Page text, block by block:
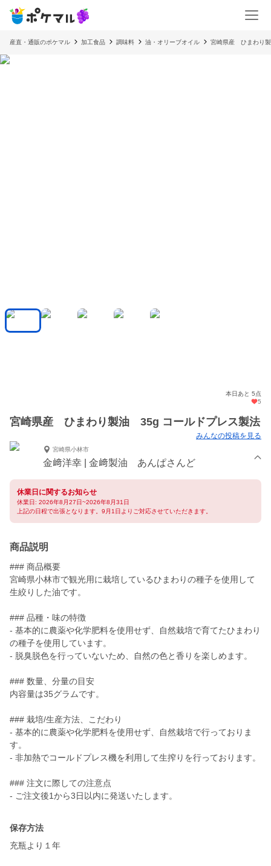
産直・通販のポケマル 加工食品 調味料 油・オリーブオイル 宮崎県産 ひまわり
本日あと 5点
5
宮崎県産 ひまわり製油 35g コールドプレス製法
みんなの投稿を見る
宮崎県小林市
金﨑洋幸 | 金﨑製油 あんぱさんど
休業日に関するお知らせ
休業日: 2026年8月27日~2026年8月31日
上記の日程で出張となります。9月1日よりご対応させていただきます。
商品説明
### 商品概要
宮崎県小林市で観光用に栽培しているひまわりの種子を使用して
生絞りした油です。
### 品種・味の特徴
- 基本的に農薬や化学肥料を使用せず、自然栽培で育てたひまわり
の種子を使用しています。
- 脱臭脱色を行っていないため、自然の色と香りを楽しめます。
### 数量、分量の目安
内容量は35グラムです。
### 栽培/生産方法、こだわり
- 基本的に農薬や化学肥料を使用せず、自然栽培で行っておりま
す。
- 非加熱でコールドプレス機を利用して生搾りを行っております。
### 注文に際しての注意点
保存方法
充瓶より１年